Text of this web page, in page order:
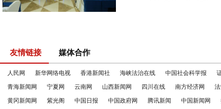
友情链接 媒体合作
人民网 新华网络电视 香港新闻社 海峡法治在线 中国社会科学报
青海新闻网
宁夏网 云南网 山西新闻网 四川在线 南方经济网
黄冈新闻网
紫光阁 中国日报 中国政府网 腾讯新闻 中国新闻网